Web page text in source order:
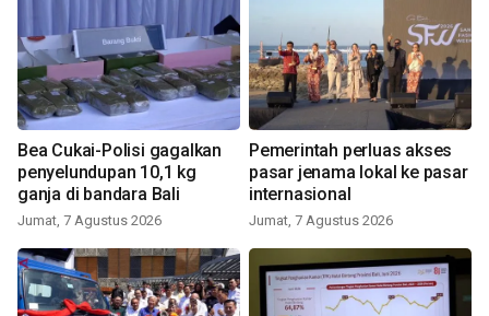
Bea Cukai-Polisi gagalkan
penyelundupan 10,1 kg
ganja di bandara Bali
Jumat, 7 Agustus 2026
Pemerintah perluas akses
pasar jenama lokal ke pasar
internasional
Jumat, 7 Agustus 2026